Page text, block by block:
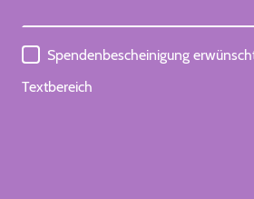
Spendenbescheinigung
Textbereich